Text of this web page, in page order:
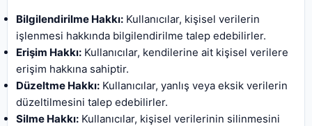
Bilgilendirilme Hakkı: Kullanıcılar, kişisel verilerin
işlenmesi hakkında bilgilendirilme talep edebilirler.
Erişim Hakkı: Kullanıcılar, kendilerine ait kişisel verilere
erişim hakkına sahiptir.
Düzeltme Hakkı: Kullanıcılar, yanlış veya eksik verilerin
düzeltilmesini talep edebilirler.
Silme Hakkı: Kullanıcılar, kişisel verilerinin silinmesini